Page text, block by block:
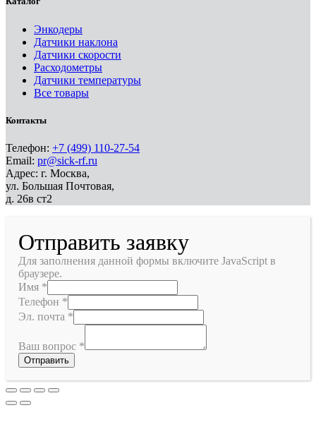
Энкодеры
Датчики наклона
Датчики скорости
Расходометры
Датчики температуры
Все товары
Контакты
Телефон: +7 (499) 110-27-54
Email: pr@sick-rf.ru
Адрес: г. Москва,
ул. Большая Почтовая,
д. 26в ст2
Отправить заявку
Для заполнения данной формы включите JavaScript в
браузере.
Имя *
Телефон *
Эл. почта *
Ваш вопрос *
Отправить